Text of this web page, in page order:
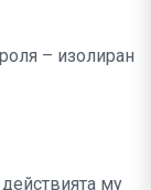
– изолиран
му